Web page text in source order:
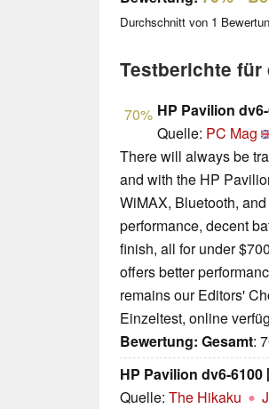
Durchschnitt von 1
Testberichte für
70% HP Pavilion
Quelle: PC Mag
There will always be
and with the HP
WiMAX, Bluetooth,
performance, decent
finish, all for under
offers better
remains our Editors'
Einzeltest, online
Bewertung: Gesamt:
HP Pavilion dv6-6100
Quelle: The Hikaku